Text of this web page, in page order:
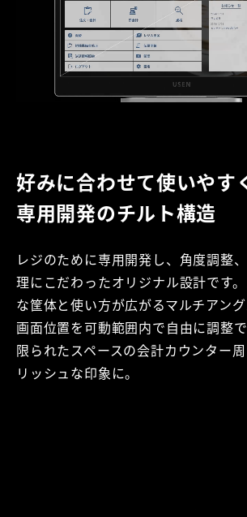
好みに合わせて使いやす
専用開発のチルト構造
レジのために専用開発し、角度調整
理にこだわったオリジナル設計です
な筐体と使い方が広がるマルチアング
画面位置を可動範囲内で自由に調整で
限られたスペースの会計カウンター
リッシュな印象に。